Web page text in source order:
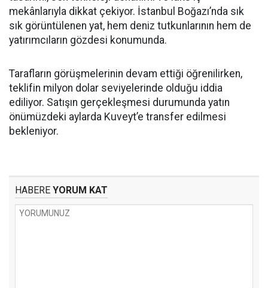
mekânlarıyla dikkat çekiyor. İstanbul Boğazı’nda sık
sık görüntülenen yat, hem deniz tutkunlarının hem de
yatırımcıların gözdesi konumunda.
Tarafların görüşmelerinin devam ettiği öğrenilirken,
teklifin milyon dolar seviyelerinde olduğu iddia
ediliyor. Satışın gerçekleşmesi durumunda yatın
önümüzdeki aylarda Kuveyt’e transfer edilmesi
bekleniyor.
HABERE YORUM KAT